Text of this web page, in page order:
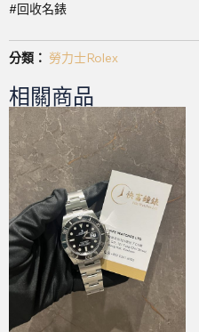
#回收名錶
分類： 勞力士Rolex
相關商品